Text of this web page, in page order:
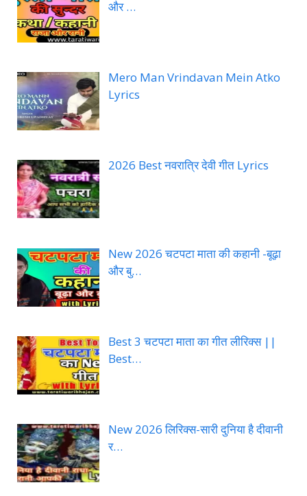
और …
Mero Man Vrindavan Mein Atko
Lyrics
2026 Best नवरात्रि देवी गीत Lyrics
New 2026 चटपटा माता की कहानी -बूढ़ा
और बु…
Best 3 चटपटा माता का गीत लीरिक्स ||
Best…
New 2026 लिरिक्स-सारी दुनिया है दीवानी
र…